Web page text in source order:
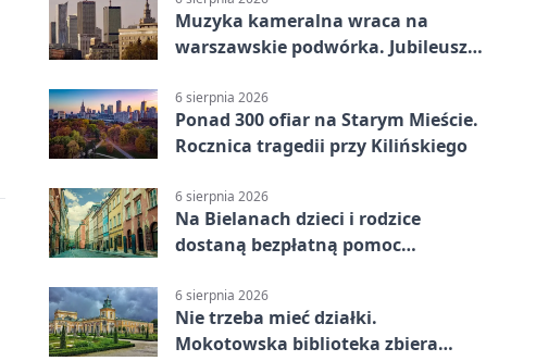
Muzyka kameralna wraca na
warszawskie podwórka. Jubileusz
6 sierpnia 2026
Ponad 300 ofiar na Starym Mieście.
Rocznica tragedii przy Kilińskiego
6 sierpnia 2026
Na Bielanach dzieci i rodzice
dostaną bezpłatną pomoc
6 sierpnia 2026
Nie trzeba mieć działki.
Mokotowska biblioteka zbiera